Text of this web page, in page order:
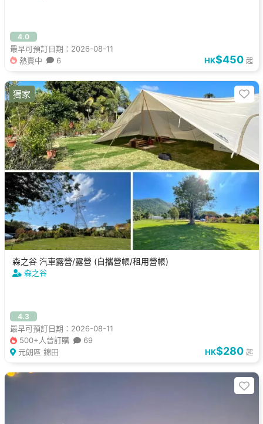
4.0
最早可預訂日期：2026-08-11
熱賣中
6 HK$450 起
森之谷 汽車露營/露營 (自攜營帳/租用營帳)
森之谷
4.3
最早可預訂日期：2026-08-11
500+人曾訂購
69
元朗區 錦田
HK$280 起
獨家